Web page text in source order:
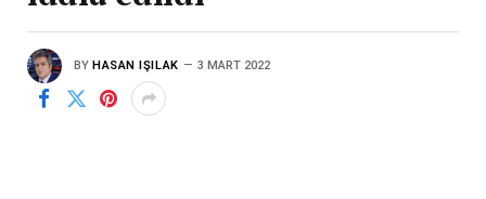
BY HASAN IŞILAK 3 MART 2022